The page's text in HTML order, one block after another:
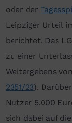
oder der
Leipziger Urteil
berichtet. Das
zu einer
Weitergebens
2351/23).
Nutzer 5.000
sich dabei auf